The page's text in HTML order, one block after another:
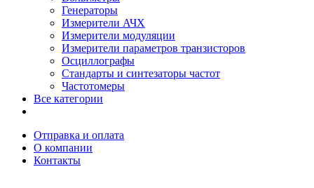
Генераторы
Измерители АЧХ
Измерители модуляции
Измерители параметров транзисторов
Осциллографы
Стандарты и синтезаторы частот
Частотомеры
Все категории
Отправка и оплата
О компании
Контакты